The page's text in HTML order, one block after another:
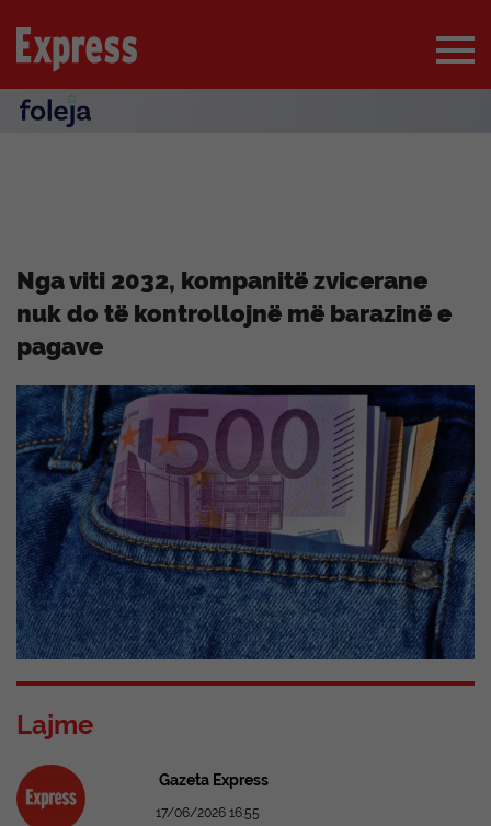
Nga viti 2032, kompanitë zvicerane
nuk do të kontrollojnë më barazinë e
pagave
Lajme
Gazeta Express
17/06/2026 16:55